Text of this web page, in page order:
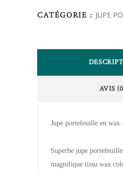
CATÉGORIE : JUPE
AVIS
Jupe portefeuille en
Superbe jupe
magnifique tissu wax